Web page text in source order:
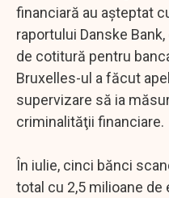
financiară au aşteptat
raportului Danske
de cotitură pentru
Bruxelles-ul a făcut
supervizare să ia
criminalităţii financiare.
În iulie, cinci bănci
total cu 2,5 milioane de